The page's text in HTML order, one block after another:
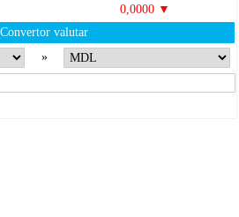
0,0000 ▼
Convertor valutar
»